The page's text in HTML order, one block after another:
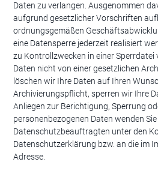
Daten zu verlangen. Ausgenommen
aufgrund gesetzlicher Vorschriften
ordnungsgemäßen
eine Datensperre jederzeit realisiert
zu Kontrollzwecken in einer Sperrdatei
Daten nicht von einer gesetzlichen
löschen wir Ihre Daten auf Ihren
Archivierungspflicht, sperren wir Ihre
Anliegen zur Berichtigung, Sperrung
personenbezogenen Daten wenden
Datenschutzbeauftragten unter den
Datenschutzerklärung bzw. an die im
Adresse.